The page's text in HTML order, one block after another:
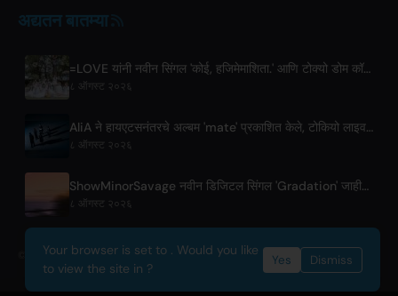
अद्यतन बातम्या
=LOVE यांनी नवीन सिंगल 'कोई, हजिमेमाशिता.' आणि टोक्यो डोम कॉन्सर्ट्सची घोषणा केली
८ ऑगस्ट २०२६
AliA ने हायएटसनंतरचे अल्बम 'mate' प्रकाशित केले, टोकियो लाइवची घोषणा केली
८ ऑगस्ट २०२६
ShowMinorSavage नवीन डिजिटल सिंगल 'Gradation' जाहीर करतात
८ ऑगस्ट २०२६
© 2026 OnlyHit. All rights reserved. - Metadata provided byACRCloud
Your browser is set to . Would you like
to view the site in ?
Yes Dismiss